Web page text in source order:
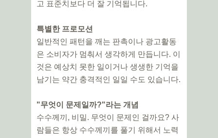
고 표준치보다 더 잘 기억됩니다.
특별한 프로모션
일반적인 패턴을 깨는 판촉이나 광고활동
은 소비자가 멈춰서 생각하게 만듭니다. 이
것은 예상치 못한 일이거나 생생한 기억을
남기는 약간 충격적인 일일 수도 있습니다.
"무엇이 문제일까?"라는 개념
수수께끼, 비밀. 무엇이 문제인 걸까요? 사
람들은 항상 수수께끼를 풀기 위해서 노력